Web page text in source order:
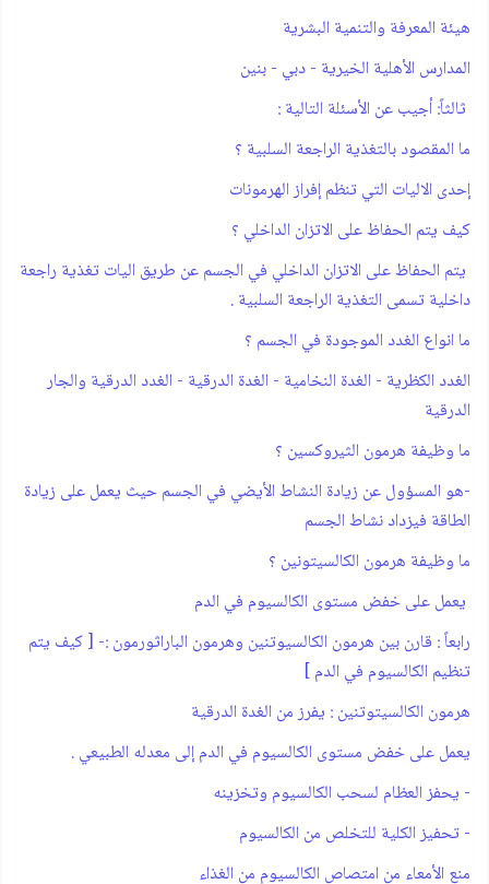
هيئة المعرفة والتنمية البشرية
المدارس الأهلية الخيرية - دبي - بنين
ثالثاً: أجيب عن الأسئلة التالية :
ما المقصود بالتغذية الراجعة السلبية ؟
إحدى الاليات التي تنظم إفراز الهرمونات
كيف يتم الحفاظ على الاتزان الداخلي ؟
يتم الحفاظ على الاتزان الداخلي في الجسم عن طريق اليات تغذية راجعة
داخلية تسمى التغذية الراجعة السلبية .
ما انواع الغدد الموجودة في الجسم ؟
الغدد الكظرية - الغدة النخامية - الغدة الدرقية - الغدد الدرقية والجار
الدرقية
ما وظيفة هرمون الثيروكسين ؟
-هو المسؤول عن زيادة النشاط الأيضي في الجسم حيث يعمل على زيادة
الطاقة فيزداد نشاط الجسم
ما وظيفة هرمون الكالسيتونين ؟
يعمل على خفض مستوى الكالسيوم في الدم
رابعاً : قارن بين هرمون الكالسيوتنين وهرمون الباراثورمون :- [ كيف يتم
تنظيم الكالسيوم في الدم ]
هرمون الكالسيتوتنين : يفرز من الغدة الدرقية
يعمل على خفض مستوى الكالسيوم في الدم إلى معدله الطبيعي .
- يحفز العظام لسحب الكالسيوم وتخزينه
- تحفيز الكلية للتخلص من الكالسيوم
منع الأمعاء من امتصاص الكالسيوم من الغذاء